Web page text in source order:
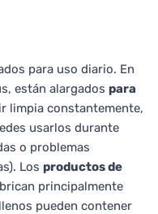
para uso diario. En
están alargados para
limpia constantemente,
usarlos durante
o problemas
Los productos de
principalmente
pueden contener